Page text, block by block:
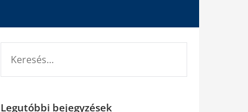
Legutóbbi bejegyzések